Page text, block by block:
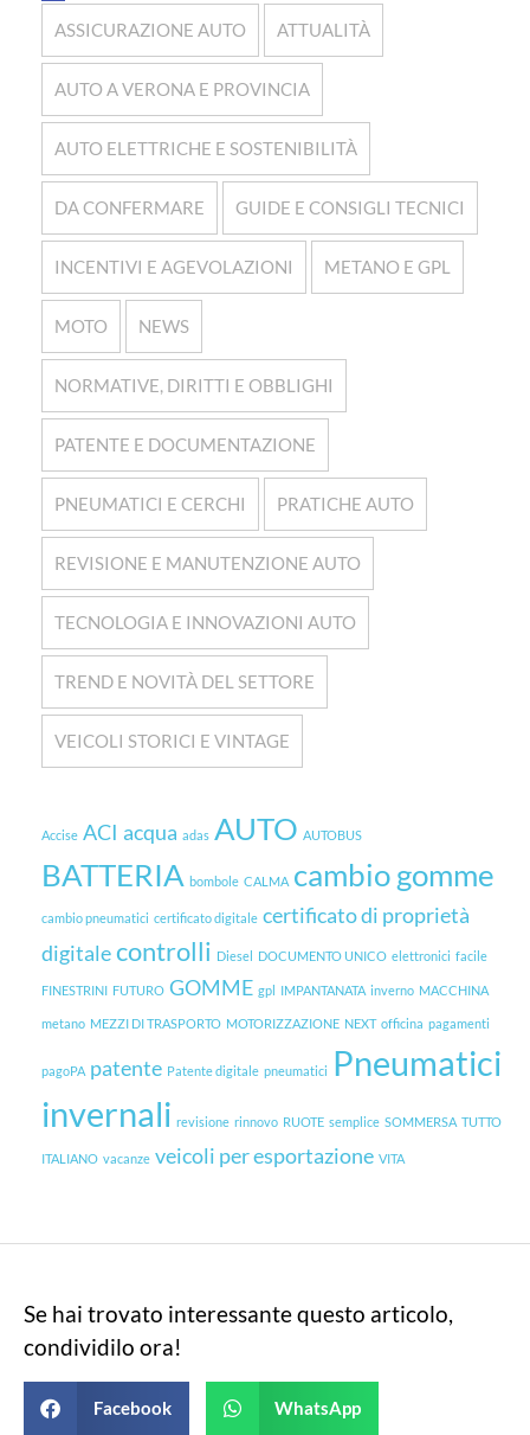
ASSICURAZIONE AUTO ATTUALITÀ
AUTO A VERONA E PROVINCIA
AUTO ELETTRICHE E SOSTENIBILITÀ
DA CONFERMARE GUIDE E CONSIGLI TECNICI
INCENTIVI E AGEVOLAZIONI METANO E GPL
MOTO NEWS
NORMATIVE, DIRITTI E OBBLIGHI
PATENTE E DOCUMENTAZIONE
PNEUMATICI E CERCHI PRATICHE AUTO
REVISIONE E MANUTENZIONE AUTO
TECNOLOGIA E INNOVAZIONI AUTO
TREND E NOVITÀ DEL SETTORE
VEICOLI STORICI E VINTAGE
Accise ACI acqua adas AUTO AUTOBUS
BATTERIA bombole CALMA cambio gomme
cambio pneumatici certificato digitale certificato di proprietà
digitalecontrolli Diesel DOCUMENTO UNICO elettronici facile
FINESTRINI FUTURO GOMME gpl IMPANTANATA inverno MACCHINA
metano MEZZI DI TRASPORTO MOTORIZZAZIONE NEXT officina pagamenti
pagoPA patente Patente digitale pneumatici Pneumatici
invernali revisione rinnovo RUOTE semplice SOMMERSA TUTTO
ITALIANO vacanze veicoli per esportazione VITA
Se hai trovato interessante questo articolo,
condividilo ora!
Facebook WhatsApp